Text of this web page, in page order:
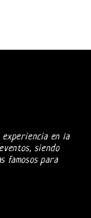
experiencia en la
siendo
famosos para